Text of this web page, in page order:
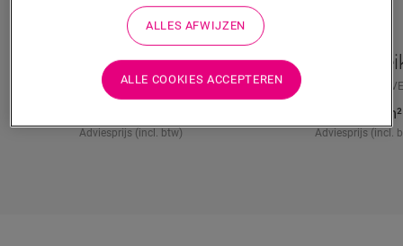
Gerookte eik
IMPRESSIVE IM8261
Adviesprijs (incl. btw)
Rogge
LAMINAAT IMPRESSIVE
€/m²
Adviesprijs (incl.
ALLES AFWIJZEN
ALLE COOKIES ACCEPTEREN